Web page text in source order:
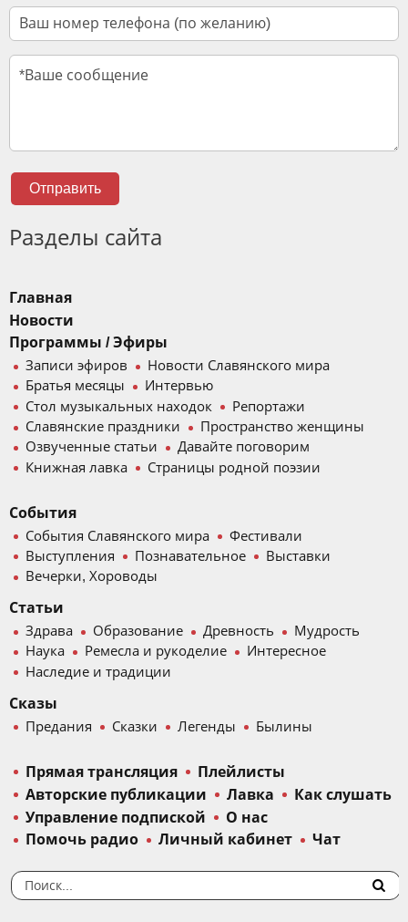
Отправить
Разделы сайта
Главная
Новости
Программы / Эфиры
Записи эфиров
Новости Славянского мира
Братья месяцы
Интервью
Стол музыкальных находок
Репортажи
Славянские праздники
Пространство женщины
Озвученные статьи
Давайте поговорим
Книжная лавка
Страницы родной поэзии
События
События Славянского мира
Фестивали
Выступления
Познавательное
Выставки
Вечерки, Хороводы
Статьи
Здрава Образование Древность
Мудрость
Наука
Ремесла и рукоделие
Интересное
Наследие и традиции
Сказы
Предания Сказки Легенды Былины
Прямая трансляция
Плейлисты
Авторские публикации
Лавка
Как слушать
Управление подпиской
О нас
Помочь радио
Личный кабинет Чат